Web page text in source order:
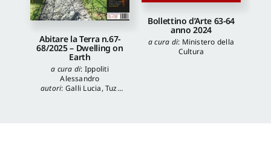
Abitare la Terra n.67-
68/2025 – Dwelling on
Earth
a cura di: Ippoliti
Alessandro
autori: Galli Lucia,Tuzi
Bollettino d’Arte 63-64
anno 2024
a cura di: Ministero della
Cultura